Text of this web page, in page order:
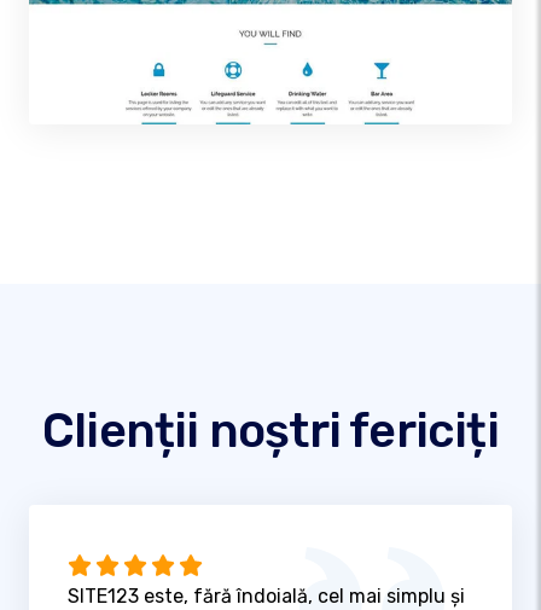
Clienții noștri fericiți
SITE123 este, fără îndoială, cel mai simplu și